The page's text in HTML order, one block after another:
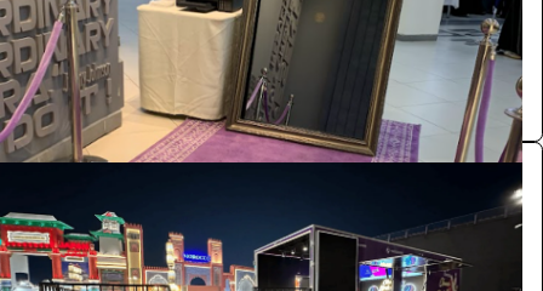
creative booth ( cheeze ksa )
0.0 (0)
تشييز سترايك فان
الفعاليات والحفلات